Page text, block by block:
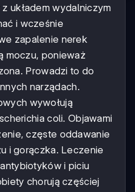
układem wydalniczym
i wcześnie
zapalenie nerek
moczu, ponieważ
Prowadzi to do
narządach.
wywołują
coli. Objawami
częste oddawanie
i gorączka. Leczenie
i piciu
chorują częściej